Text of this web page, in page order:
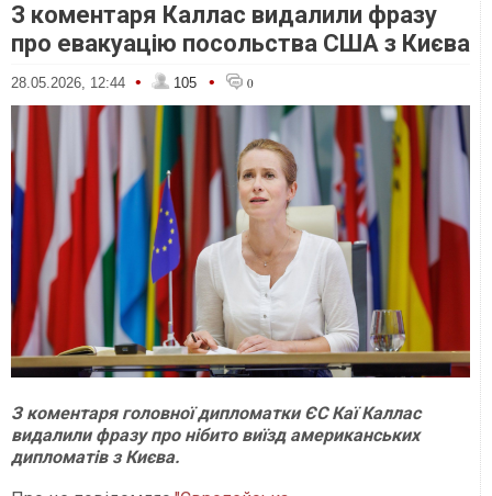
З коментаря Каллас видалили фразу
про евакуацію посольства США з Києва
28.05.2026, 12:44 • 105 • 0
З коментаря головної дипломатки ЄС Каї Каллас
видалили фразу про нібито виїзд американських
дипломатів з Києва.